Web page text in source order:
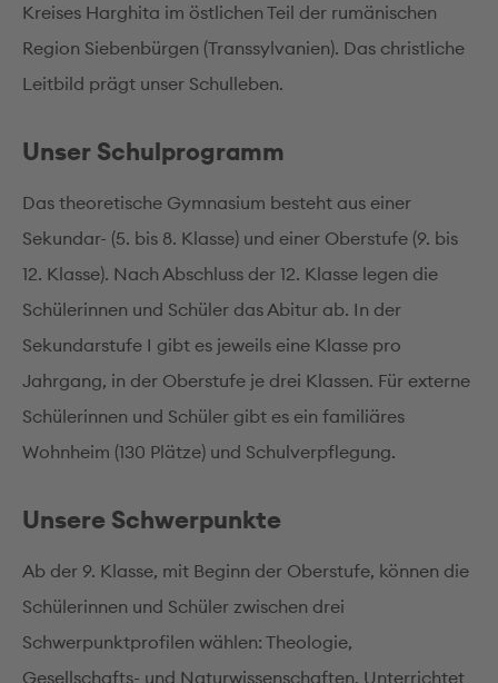
Kreises Harghita im östlichen Teil der rumänischen
Region Siebenbürgen (Transsylvanien). Das christliche
Leitbild prägt unser Schulleben.
Unser Schulprogramm
Das theoretische Gymnasium besteht aus einer
Sekundar- (5. bis 8. Klasse) und einer Oberstufe (9. bis
12. Klasse). Nach Abschluss der 12. Klasse legen die
Schülerinnen und Schüler das Abitur ab. In der
Sekundarstufe I gibt es jeweils eine Klasse pro
Jahrgang, in der Oberstufe je drei Klassen. Für externe
Schülerinnen und Schüler gibt es ein familiäres
Wohnheim (130 Plätze) und Schulverpflegung.
Unsere Schwerpunkte
Ab der 9. Klasse, mit Beginn der Oberstufe, können die
Schülerinnen und Schüler zwischen drei
Schwerpunktprofilen wählen: Theologie,
Gesellschafts- und Naturwissenschaften. Unterrichtet